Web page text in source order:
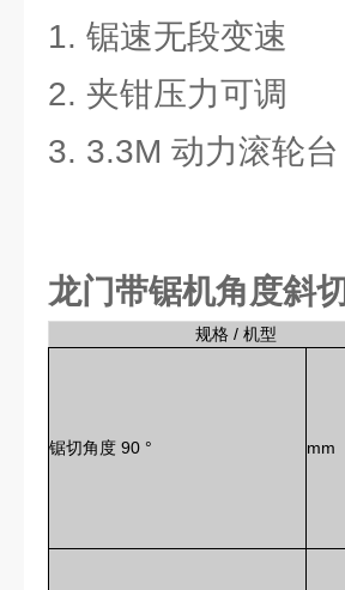
1. 锯速无段变速
2. 夹钳压力可调
3. 3.3M 动力滚轮台
龙门带锯机角度斜切
规格 / 机型
锯切角度 90 ° mm